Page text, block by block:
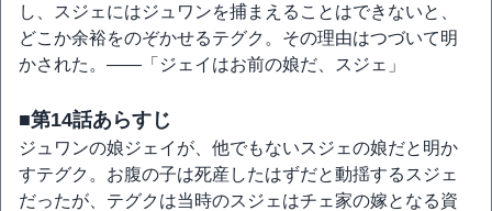
し、スジェにはジュワンを捕まえることはできないと、
どこか余裕をのぞかせるテグク。その理由はつづいて明
かされた。――「ジェイはお前の娘だ、スジェ」
■第14話あらすじ
ジュワンの娘ジェイが、他でもないスジェの娘だと明か
すテグク。お腹の子は死産したはずだと動揺するスジェ
だったが、テグクは当時のスジェはチェ家の嫁となる資